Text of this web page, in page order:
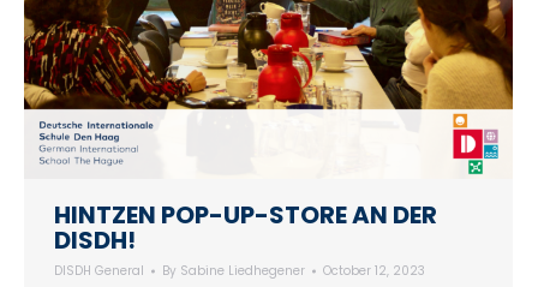
HINTZEN POP-UP-STORE AN DER
DISDH!
DISDH General By Sabine Liedhegener October 12, 2023